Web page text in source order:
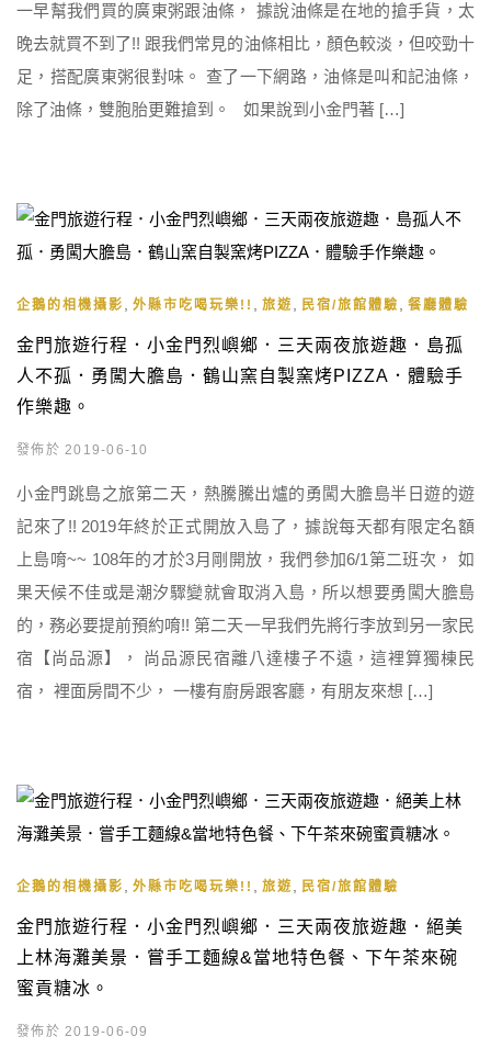
一早幫我們買的廣東粥跟油條， 據說油條是在地的搶手貨，太
晚去就買不到了!! 跟我們常見的油條相比，顏色較淡，但咬勁十
足，搭配廣東粥很對味。 查了一下網路，油條是叫和記油條，
除了油條，雙胞胎更難搶到。 如果說到小金門著 […]
企鵝的相機攝影 外縣市吃喝玩樂!! 旅遊 民宿/旅館體驗 餐廳體驗
金門旅遊行程．小金門烈嶼鄉．三天兩夜旅遊趣．島孤
人不孤．勇闖大膽島．鶴山窯自製窯烤PIZZA．體驗手
作樂趣。
發佈於 2019-06-10
小金門跳島之旅第二天，熱騰騰出爐的勇闖大膽島半日遊的遊
記來了!! 2019年終於正式開放入島了，據說每天都有限定名額
上島唷~~ 108年的才於3月剛開放，我們參加6/1第二班次， 如
果天候不佳或是潮汐驟變就會取消入島，所以想要勇闖大膽島
的，務必要提前預約唷!! 第二天一早我們先將行李放到另一家民
宿【尚品源】， 尚品源民宿離八達樓子不遠，這裡算獨棟民
宿， 裡面房間不少， 一樓有廚房跟客廳，有朋友來想 […]
企鵝的相機攝影 外縣市吃喝玩樂!! 旅遊 民宿/旅館體驗
金門旅遊行程．小金門烈嶼鄉．三天兩夜旅遊趣．絕美
上林海灘美景．嘗手工麵線&當地特色餐、下午茶來碗
蜜貢糖冰。
發佈於 2019-06-09